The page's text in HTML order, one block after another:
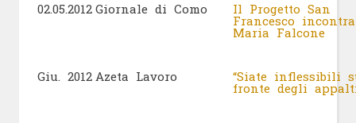
02.05.2012 Giornale di Como Il Progetto San
Francesco incontra
Maria Falcone
Giu. 2012 Azeta Lavoro “Siate inflessibili
fronte degli